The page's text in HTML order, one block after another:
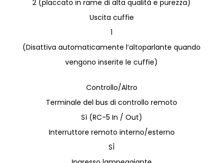
2 (placcato in rame di alta qualità e purezza)
Uscita cuffie
1
(Disattiva automaticamente l’altoparlante quando
vengono inserite le cuffie)
Controllo/Altro
Terminale del bus di controllo remoto
Sì (RC-5 In / Out)
Interruttore remoto interno/esterno
SÌ